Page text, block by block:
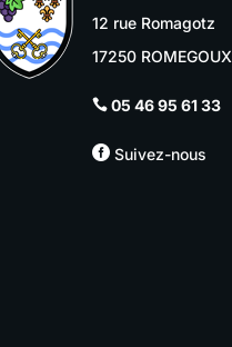
12 rue Romagotz
17250 ROMEGOUX
 05 46 95 61 33
 Suivez-nous